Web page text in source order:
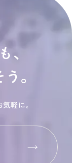
、
。
軽に。